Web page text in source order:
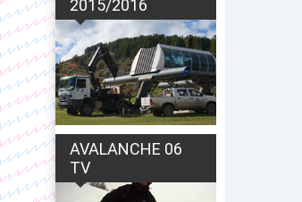
2015/2016
AVALANCHE 06
TV